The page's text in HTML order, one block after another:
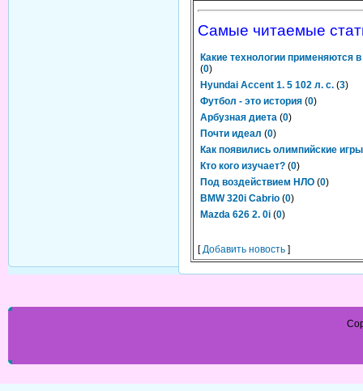
Самые читаемые
Какие технологии применяются
(0)
Hyundai Accent 1. 5 102 л. с. (3)
Футбол - это история (0)
Арбузная диета (0)
Почти идеал (0)
Как появились олимпийские
Кто кого изучает? (0)
Под воздействием НЛО (0)
BMW 320i Cabrio (0)
Mazda 626 2. 0i (0)
[Добавить новость ]